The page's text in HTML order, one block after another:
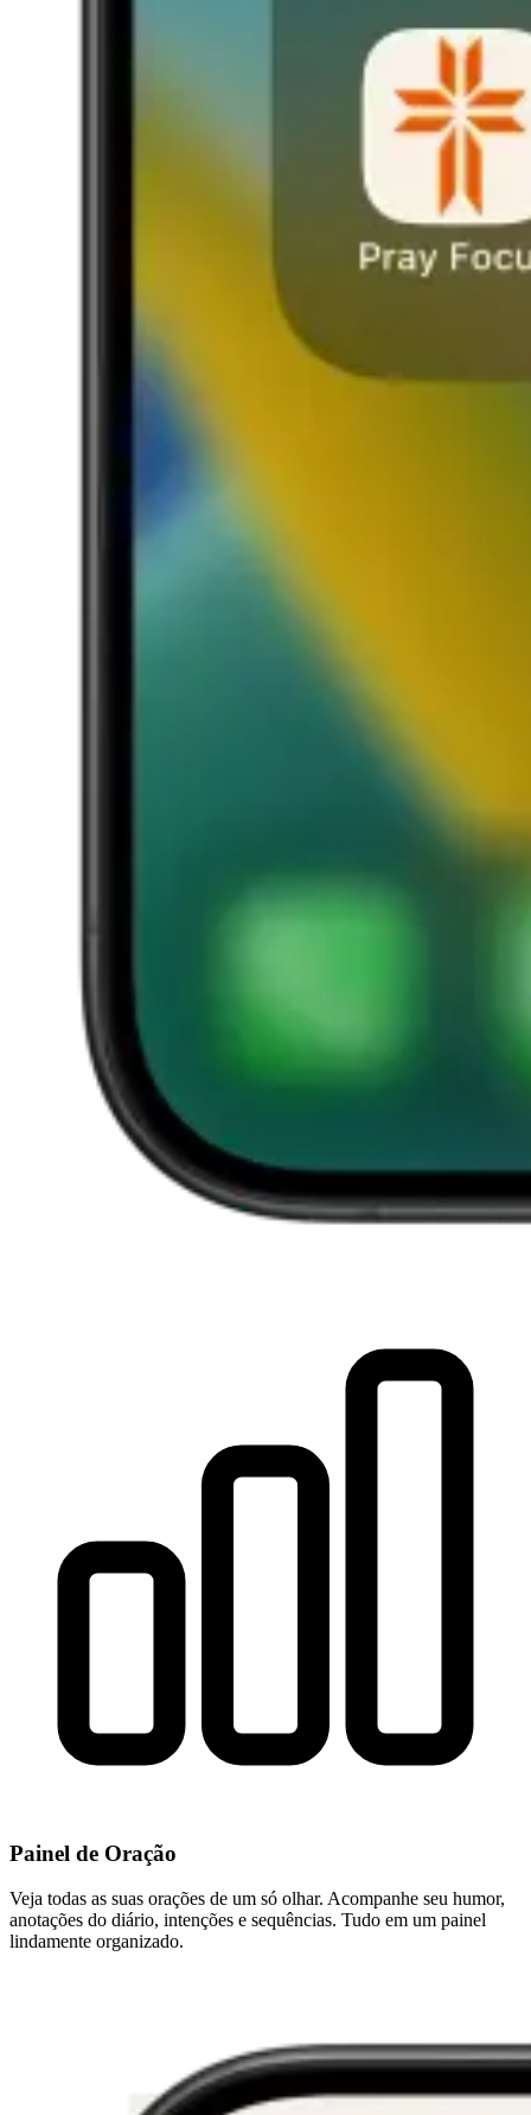
Painel de Oração
Veja todas as suas orações de um só olhar. Acompanhe seu humor,
anotações do diário, intenções e sequências. Tudo em um painel
lindamente organizado.